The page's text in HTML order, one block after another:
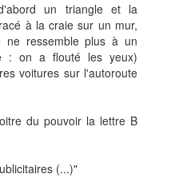
un triangle et la
à la craie sur un mur,
ne ressemble plus à un
: on a flouté les yeux)
voitures sur l'autoroute
du pouvoir la lettre B
(...)"